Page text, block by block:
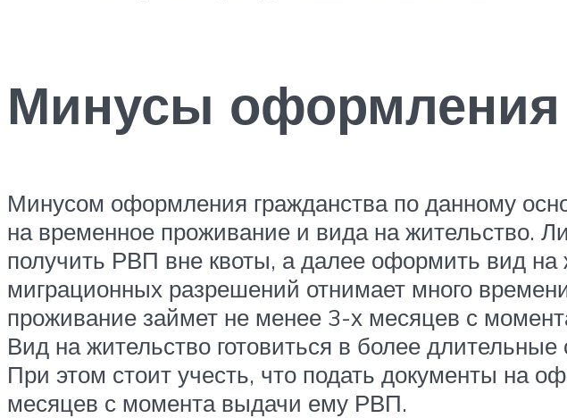
Минусы оформления
Минусом оформления гражданства по данному
на временное проживание и вида на жительство.
получить РВП вне квоты, а далее оформить вид
миграционных разрешений отнимает много
проживание займет не менее 3-х месяцев с
Вид на жительство готовиться в более
При этом стоит учесть, что подать документы на
месяцев с момента выдачи ему РВП.